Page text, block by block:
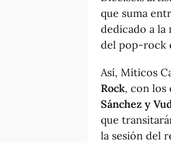
que suma
dedicado a la
del pop-rock
Así, Míticos
Rock, con los
Sánchez y
que
la sesión del